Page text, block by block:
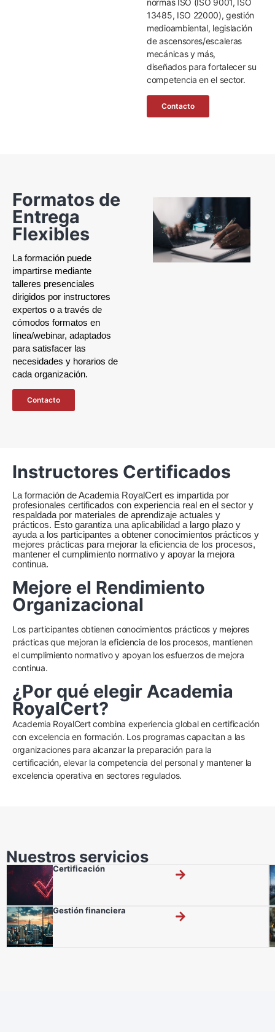
normas ISO (ISO 9001, ISO
13485, ISO 22000), gestión
medioambiental, legislación
de ascensores/escaleras
mecánicas y más,
diseñados para fortalecer su
competencia en el sector.
Contacto
Formatos de
Entrega
Flexibles
La formación puede
impartirse mediante
talleres presenciales
dirigidos por instructores
expertos o a través de
cómodos formatos en
línea/webinar, adaptados
para satisfacer las
necesidades y horarios de
cada organización.
Contacto
Instructores Certificados
La formación de Academia RoyalCert es impartida por
profesionales certificados con experiencia real en el sector y
respaldada por materiales de aprendizaje actuales y
prácticos. Esto garantiza una aplicabilidad a largo plazo y
ayuda a los participantes a obtener conocimientos prácticos y
mejores prácticas para mejorar la eficiencia de los procesos,
mantener el cumplimiento normativo y apoyar la mejora
continua.
Mejore el Rendimiento
Organizacional
Los participantes obtienen conocimientos prácticos y mejores
prácticas que mejoran la eficiencia de los procesos, mantienen
el cumplimiento normativo y apoyan los esfuerzos de mejora
continua.
¿Por qué elegir Academia
RoyalCert?
Academia RoyalCert combina experiencia global en certificación
con excelencia en formación. Los programas capacitan a las
organizaciones para alcanzar la preparación para la
certificación, elevar la competencia del personal y mantener la
excelencia operativa en sectores regulados.
Nuestros servicios
Certificación
Gestión financiera